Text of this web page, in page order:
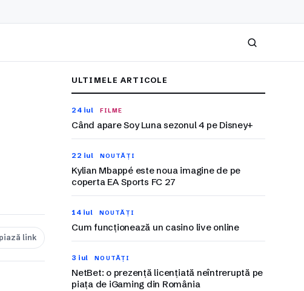
Caută
link
ULTIMELE ARTICOLE
24 iul FILME
Când apare Soy Luna sezonul 4 pe Disney+
22 iul NOUTĂȚI
Kylian Mbappé este noua imagine de pe
coperta EA Sports FC 27
14 iul NOUTĂȚI
Cum funcționează un casino live online
3 iul NOUTĂȚI
NetBet: o prezență licențiată neîntreruptă pe
piața de iGaming din România